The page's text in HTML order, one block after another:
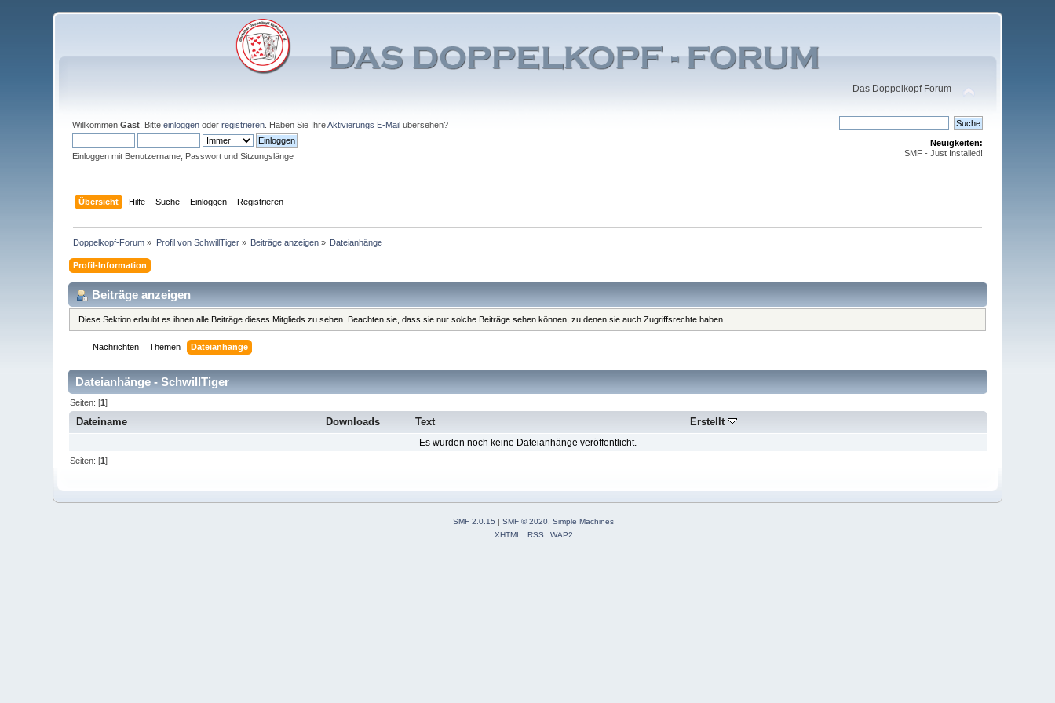
Das Doppelkopf Forum
WillkommenGast . Bitteeinloggen oderregistrieren . Haben Sie IhreAktivierungs E-Mail übersehen?
Einloggen mit Benutzername, Passwort und Sitzungslänge
Neuigkeiten:
SMF - Just Installed!
Übersicht Hilfe Suche Einloggen Registrieren
Doppelkopf-Forum » Profil von SchwillTiger» Beiträge anzeigen » Dateianhänge
Profil-Information
Beiträge anzeigen
Diese Sektion erlaubt es ihnen alle Beiträge dieses Mitglieds zu sehen. Beachten sie, dass sie nur solche Beiträge sehen können, zu denen sie auch Zugriffsrechte haben.
Nachrichten Themen Dateianhänge
Dateianhänge - SchwillTiger
Seiten: [1]
Dateiname Downloads Text Erstellt
Es wurden noch keine Dateianhänge veröffentlicht.
Seiten: [1]
SMF 2.0.15 | SMF © 2020 Simple Machines
XHTML
RSS WAP2